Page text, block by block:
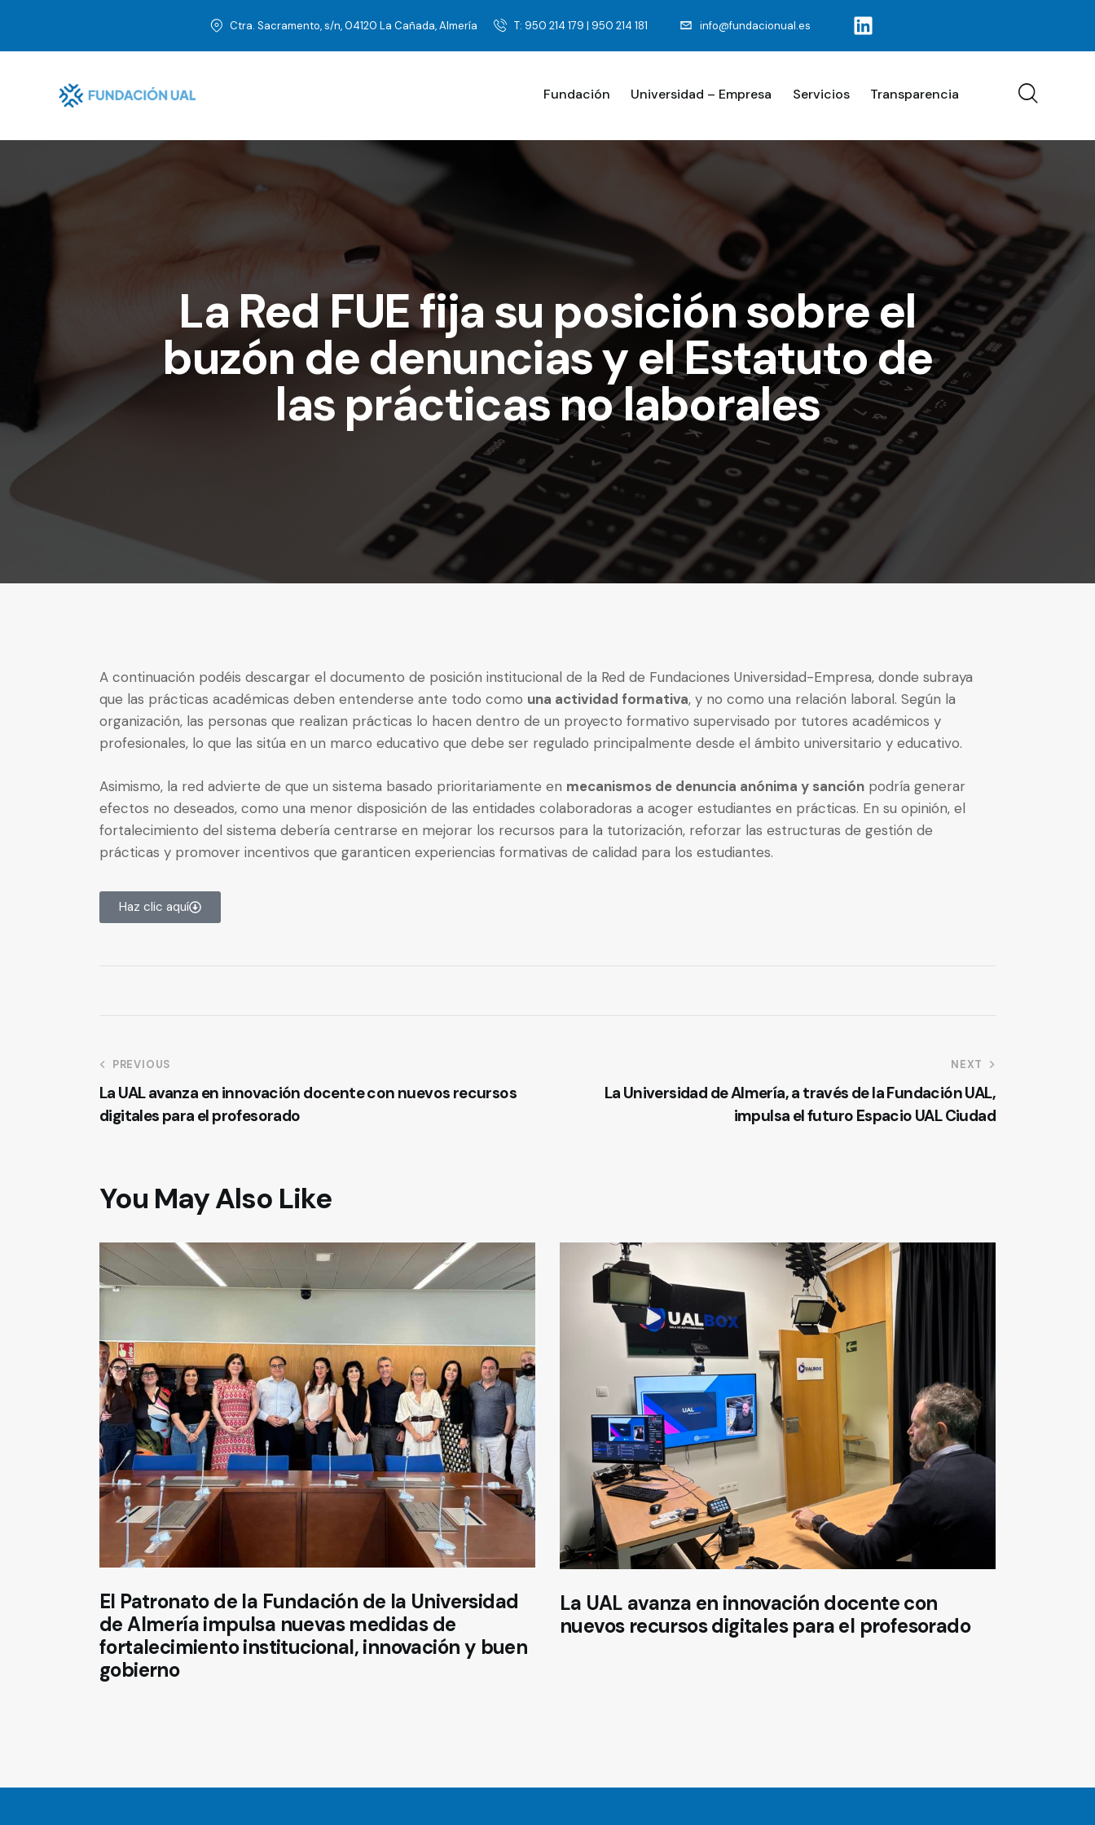
Ctra. Sacramento, s/n, 04120 La Cañada, Almería T: 950 214 179 | 950 214 181 info@fundacionual.es
Fundación Universidad – Empresa Servicios Transparencia
La Red FUE fija su posición sobre el
buzón de denuncias y el Estatuto de
las prácticas no laborales
A continuación podéis descargar el documento de posición institucional de la Red de Fundaciones Universidad-Empresa, donde subraya
que las prácticas académicas deben entenderse ante todo como una actividad formativa, y no como una relación laboral. Según la
organización, las personas que realizan prácticas lo hacen dentro de un proyecto formativo supervisado por tutores académicos y
profesionales, lo que las sitúa en un marco educativo que debe ser regulado principalmente desde el ámbito universitario y educativo.
Asimismo, la red advierte de que un sistema basado prioritariamente en mecanismos de denuncia anónima y sanción podría generar
efectos no deseados, como una menor disposición de las entidades colaboradoras a acoger estudiantes en prácticas. En su opinión, el
fortalecimiento del sistema debería centrarse en mejorar los recursos para la tutorización, reforzar las estructuras de gestión de
prácticas y promover incentivos que garanticen experiencias formativas de calidad para los estudiantes.
Haz clic aquí
PREVIOUS
La UAL avanza en innovación docente con nuevos recursos
digitales para el profesorado
NEXT
La Universidad​ de Almería, a través de la Fundación UAL,
impulsa el futuro Espacio UAL Ciudad
You May Also Like
El Patronato de la Fundación de la Universidad
de Almería impulsa nuevas medidas de
fortalecimiento institucional, innovación y buen
gobierno
La UAL avanza en innovación docente con
nuevos recursos digitales para el profesorado